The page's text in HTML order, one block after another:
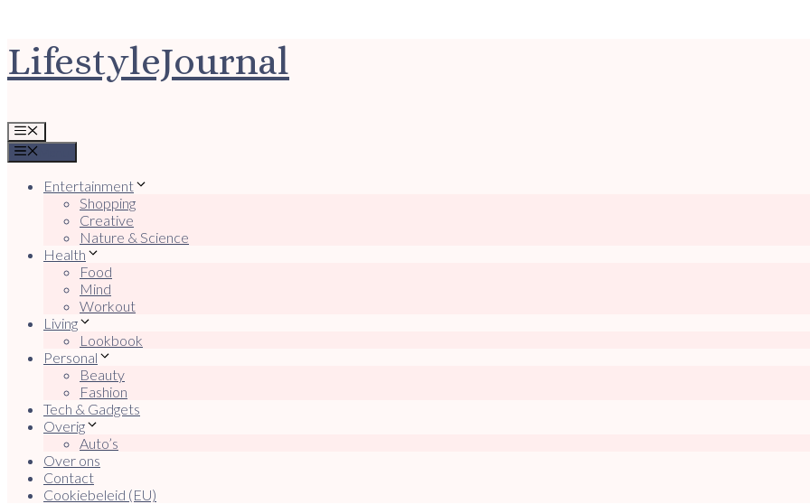
Ga
naar
de
LifestyleJournal
Menu
Entertainment
Shopping
Creative
Nature & Science
Health
Food
Mind
Workout
Living
Lookbook
Personal
Beauty
Fashion
Tech & Gadgets
Overig
Auto’s
Over ons
Contact
Cookiebeleid (EU)